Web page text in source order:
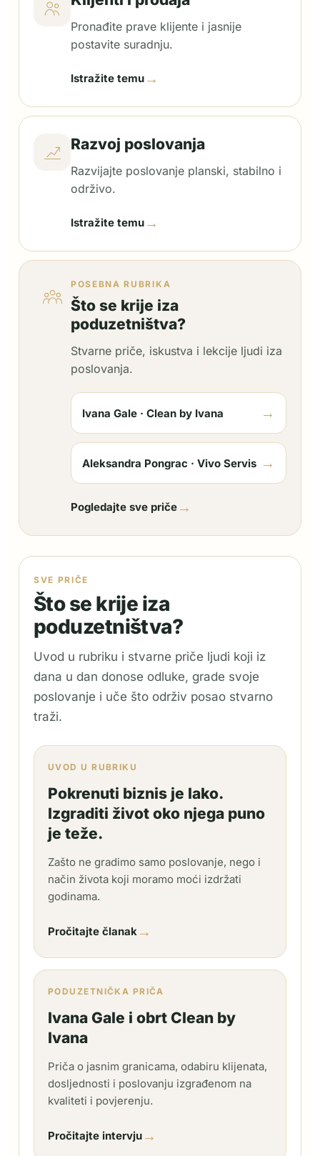
Pronađite prave klijente i jasnije
postavite suradnju.
Istražite temu →
Razvoj poslovanja
Razvijajte poslovanje planski, stabilno i
održivo.
Istražite temu →
POSEBNA RUBRIKA
Što se krije iza
poduzetništva?
Stvarne priče, iskustva i lekcije ljudi iza
poslovanja.
Ivana Gale · Clean by Ivana →
Aleksandra Pongrac · Vivo Servis →
Pogledajte sve priče →
SVE PRIČE
Što se krije iza
poduzetništva?
Uvod u rubriku i stvarne priče ljudi koji iz
dana u dan donose odluke, grade svoje
poslovanje i uče što održiv posao stvarno
traži.
UVOD U RUBRIKU
Pokrenuti biznis je lako.
Izgraditi život oko njega puno
je teže.
Zašto ne gradimo samo poslovanje, nego i
način života koji moramo moći izdržati
godinama.
Pročitajte članak →
PODUZETNIČKA PRIČA
Ivana Gale i obrt Clean by
Ivana
Priča o jasnim granicama, odabiru klijenata,
dosljednosti i poslovanju izgrađenom na
kvaliteti i povjerenju.
Pročitajte intervju →